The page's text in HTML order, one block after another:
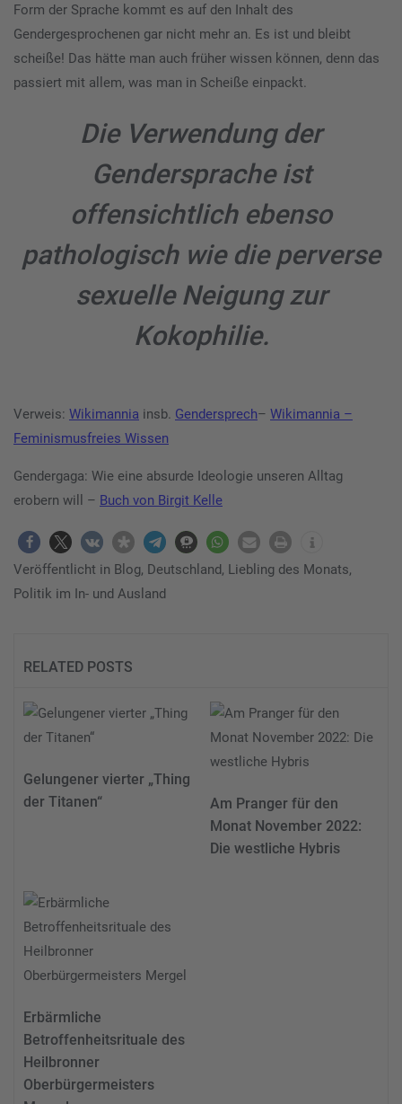
Form der Sprache kommt es auf den Inhalt des
Gendergesprochenen gar nicht mehr an. Es ist und bleibt
scheiße! Das hätte man auch früher wissen können, denn das
passiert mit allem, was man in Scheiße einpackt.
Die Verwendung der
Gendersprache ist
offensichtlich ebenso
pathologisch wie die perverse
sexuelle Neigung zur
Kokophilie.
Verweis: Wikimannia insb. Gendersprech– Wikimannia –
Feminismusfreies Wissen
Gendergaga: Wie eine absurde Ideologie unseren Alltag
erobern will – Buch von Birgit Kelle
Veröffentlicht in Blog, Deutschland, Liebling des Monats,
Politik im In- und Ausland
RELATED POSTS
Gelungener vierter „Thing
der Titanen“
Am Pranger für den
Monat November 2022:
Die westliche Hybris
Erbärmliche
Betroffenheitsrituale des
Heilbronner
Oberbürgermeisters